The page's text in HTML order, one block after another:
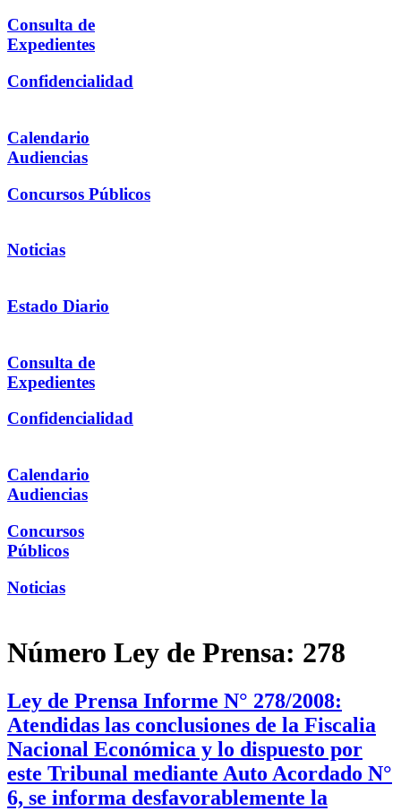
Consulta de
Expedientes
Confidencialidad
Calendario
Audiencias
Concursos Públicos
Noticias
Estado Diario
Consulta de
Expedientes
Confidencialidad
Calendario
Audiencias
Concursos
Públicos
Noticias
Número Ley de Prensa: 278
Ley de Prensa Informe N° 278/2008:
Atendidas las conclusiones de la Fiscalia
Nacional Económica y lo dispuesto por
este Tribunal mediante Auto Acordado N°
6, se informa desfavorablemente la